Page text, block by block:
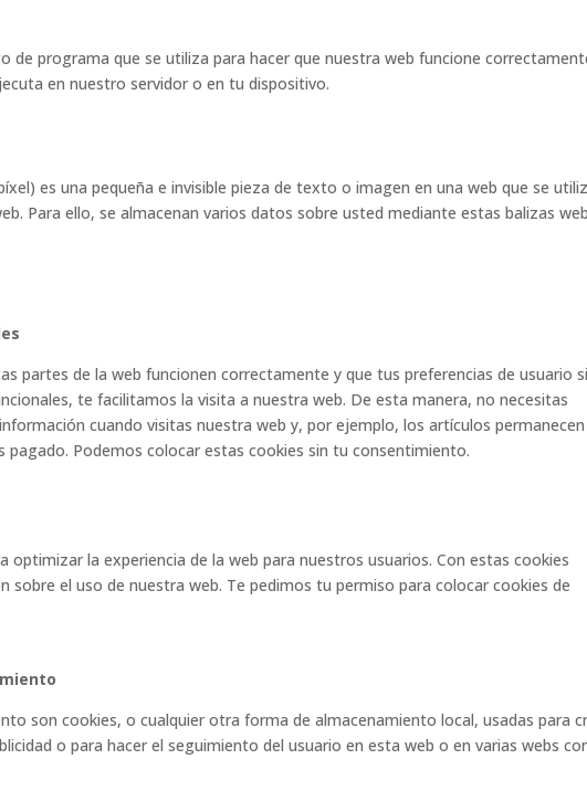
de programa que se utiliza para hacer que nuestra web funcione
en nuestro servidor o en tu dispositivo.
es una pequeña e invisible pieza de texto o imagen en una web que se
Para ello, se almacenan varios datos sobre usted mediante estas balizas
partes de la web funcionen correctamente y que tus preferencias de usuario
te facilitamos la visita a nuestra web. De esta manera, no necesitas
cuando visitas nuestra web y, por ejemplo, los artículos
pagado. Podemos colocar estas cookies sin tu consentimiento.
optimizar la experiencia de la web para nuestros usuarios. Con estas cookies
sobre el uso de nuestra web. Te pedimos tu permiso para colocar cookies de
son cookies, o cualquier otra forma de almacenamiento local, usadas para
o para hacer el seguimiento del usuario en esta web o en varias webs